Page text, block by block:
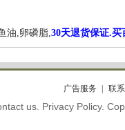
油,卵磷脂,30天退货保证.买
广告服务 联
us. Privacy Policy.